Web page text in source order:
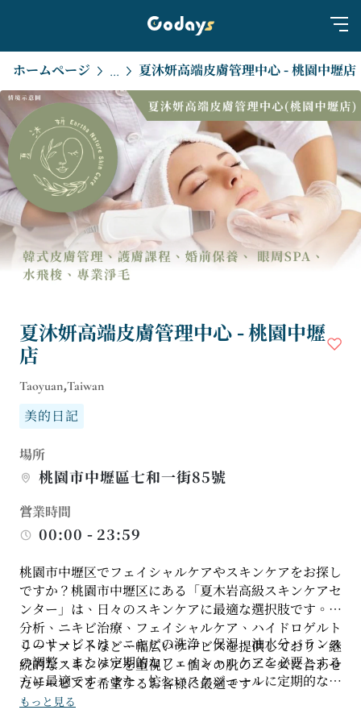
ホームページ ... 夏沐妍高端皮膚管理中心 - 桃園中壢店
夏沐妍高端皮膚管理中心 - 桃園中壢
店
Taoyuan,Taiwan
美的日記
場所
桃園市中壢區七和一街85號
営業時間
00:00 - 23:59
桃園市中壢区でフェイシャルケアやスキンケアをお探し
ですか？桃園市中壢区にある「夏木岩高級スキンケアセ
ンター」は、日々のスキンケアに最適な選択肢です。肌
分析、ニキビ治療、フェイシャルケア、ハイドロゲルト
リートメントなど、幅広いサービスを提供しており、継
続的なスキンケアを重視し、個々の肌のニーズに合わせ
たサービスを希望するお客様に最適です。
このサービスは、ニキビの洗浄、保湿、油水分バランス
の調整、または定期的なフェイシャルケアを必要とする
方に最適です。また、忙しいスケジュールに定期的なス
キンケアを取り入れたいビジネスパーソンにも適してい
もっと見る